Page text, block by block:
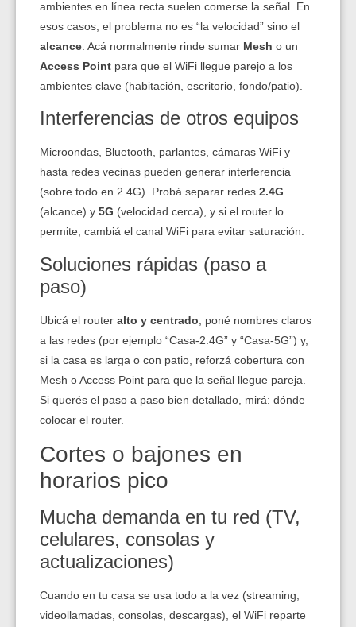
ambientes en línea recta suelen comerse la señal. En
esos casos, el problema no es “la velocidad” sino el
alcance . Acá normalmente rinde sumar Mesh o un
Access Point para que el WiFi llegue parejo a los
ambientes clave (habitación, escritorio, fondo/patio).
Interferencias de otros equipos
Microondas, Bluetooth, parlantes, cámaras WiFi y
hasta redes vecinas pueden generar interferencia
(sobre todo en 2.4G). Probá separar redes 2.4G
(alcance) y 5G (velocidad cerca), y si el router lo
permite, cambiá el canal WiFi para evitar saturación.
Soluciones rápidas (paso a
paso)
Ubicá el router alto y centrado , poné nombres claros
a las redes (por ejemplo “Casa-2.4G” y “Casa-5G”) y,
si la casa es larga o con patio, reforzá cobertura con
Mesh o Access Point para que la señal llegue pareja.
Si querés el paso a paso bien detallado, mirá: dónde
colocar el router.
Cortes o bajones en
horarios pico
Mucha demanda en tu red (TV,
celulares, consolas y
actualizaciones)
Cuando en tu casa se usa todo a la vez (streaming,
videollamadas, consolas, descargas), el WiFi reparte